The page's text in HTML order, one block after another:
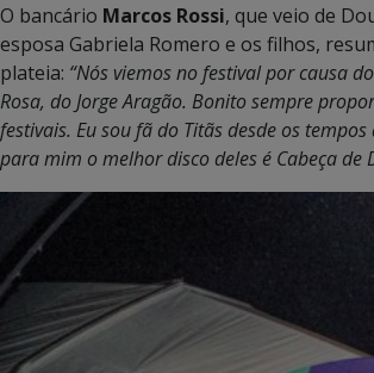
O bancário Marcos Rossi, que veio de
esposa Gabriela Romero e os filhos,
plateia: “Nós viemos no festival por causa
Rosa, do Jorge Aragão. Bonito sempre
festivais. Eu sou fã do Titãs desde os tempos
para mim o melhor disco deles é Cabeça de